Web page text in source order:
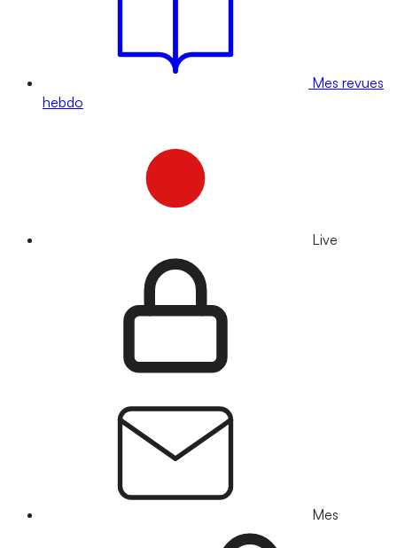
Mes revues
hebdo
Live
Mes